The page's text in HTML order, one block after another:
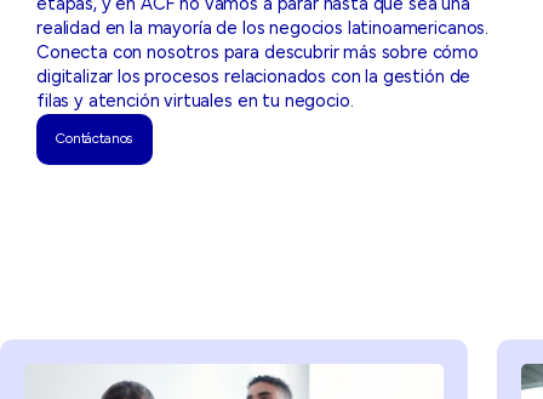
etapas, y en ACF no vamos a parar hasta que sea una
realidad en la mayoría de los negocios latinoamericanos.
Conecta con nosotros para descubrir más sobre cómo
digitalizar los procesos relacionados con la gestión de
filas y atención virtuales en tu negocio.
Contáctanos